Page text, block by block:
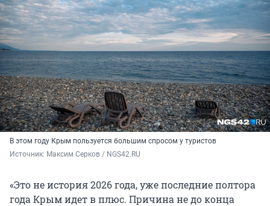
В этом году Крым пользуется большим спросом у туристов
Источник: Максим Серков / NGS42.RU
«Это не история 2026 года, уже последние полтора
года Крым идет в плюс. Причина не до конца